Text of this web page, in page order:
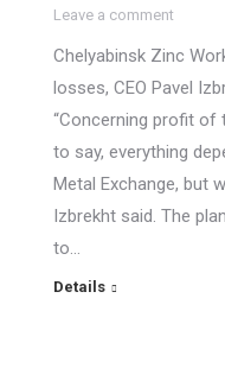
Leave a comment
Chelyabinsk Zinc
losses, CEO Pavel
“Concerning profit of
to say, everything
Metal Exchange, but
Izbrekht said. The
to…
Details